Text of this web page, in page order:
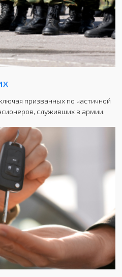
призванных по частичной
служивших в армии.